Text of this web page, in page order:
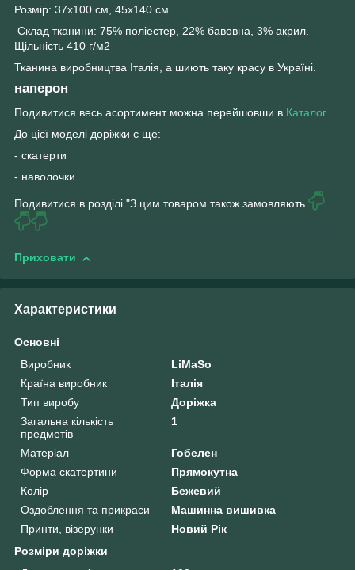
Розмір: 37х100 см, 45х140 см
Склад тканини: 75% поліестер, 22% бавовна, 3% акрил.
Щільність 410 г/м2
Тканина виробництва Італія, а шиють таку красу в Україні.
наперон
Подивитися весь асортимент можна перейшовши в Каталог
До цієї моделі доріжки є ще:
- скатерти
- наволочки
Подивитися в розділі "З цим товаром також замовляють
Приховати
Характеристики
Основні
Виробник
LiMaSo
Країна виробник
Італія
Тип виробу
Доріжка
Загальна кількість
предметів
1
Матеріал
Гобелен
Форма скатертини
Прямокутна
Колір
Бежевий
Оздоблення та прикраси
Машинна вишивка
Принти, візерунки
Новий Рік
Розміри доріжки